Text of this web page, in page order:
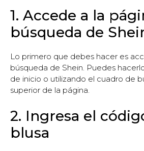
1. Accede a la
búsqueda de
Lo primero que debes hacer es
búsqueda de Shein. Puedes
de inicio o utilizando el cuadro de
superior de la página.
2. Ingresa el
blusa